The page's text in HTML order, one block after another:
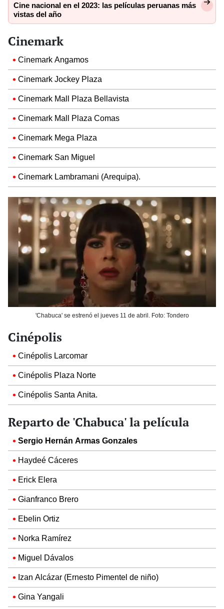
Cine nacional en el 2023: las películas peruanas más
vistas del año
Cinemark
Cinemark Angamos
Cinemark Jockey Plaza
Cinemark Mall Plaza Bellavista
Cinemark Mall Plaza Comas
Cinemark Mega Plaza
Cinemark San Miguel
Cinemark Lambramani (Arequipa).
'Chabuca' se estrenó el jueves 11 de abril. Foto: Tondero
Cinépolis
Cinépolis Larcomar
Cinépolis Plaza Norte
Cinépolis Santa Anita.
Reparto de 'Chabuca' la película
Sergio Hernán Armas Gonzales
Haydeé Cáceres
Erick Elera
Gianfranco Brero
Ebelin Ortiz
Norka Ramírez
Miguel Dávalos
Izan Alcázar (Ernesto Pimentel de niño)
Gina Yangali